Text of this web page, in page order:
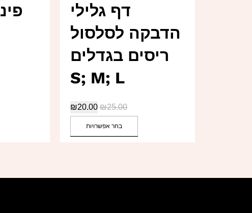
דף גלילי
הדבקה לסלסול
ריסים בגדלים
S; M; L
₪25.00
₪20.00
בחר אפשרויות